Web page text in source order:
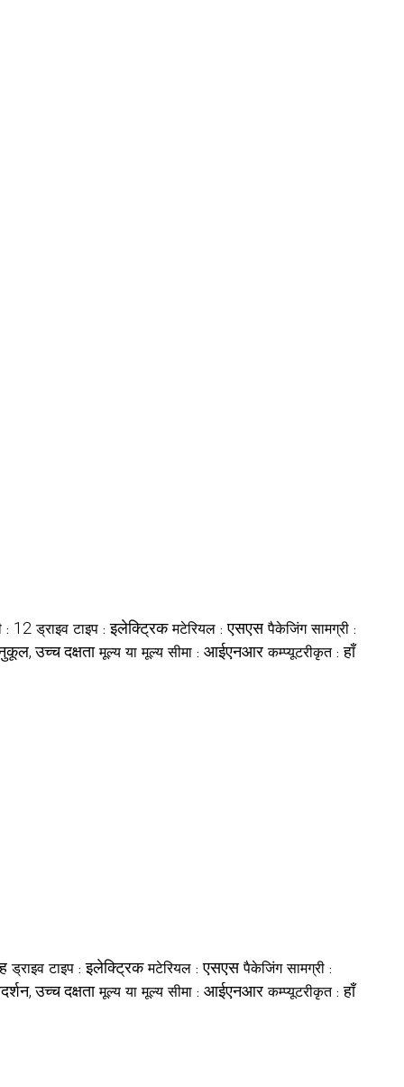
: 12 ड्राइव टाइप : इलेक्ट्रिक मटेरियल : एसएस पैकेजिंग सामग्री :
उच्च दक्षता मूल्य या मूल्य सीमा : आईएनआर कम्प्यूटरीकृत : हाँ
ड्राइव टाइप : इलेक्ट्रिक मटेरियल : एसएस पैकेजिंग सामग्री :
उच्च दक्षता मूल्य या मूल्य सीमा : आईएनआर कम्प्यूटरीकृत : हाँ